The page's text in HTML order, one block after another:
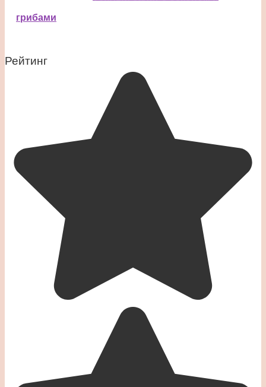
грибами
Рейтинг